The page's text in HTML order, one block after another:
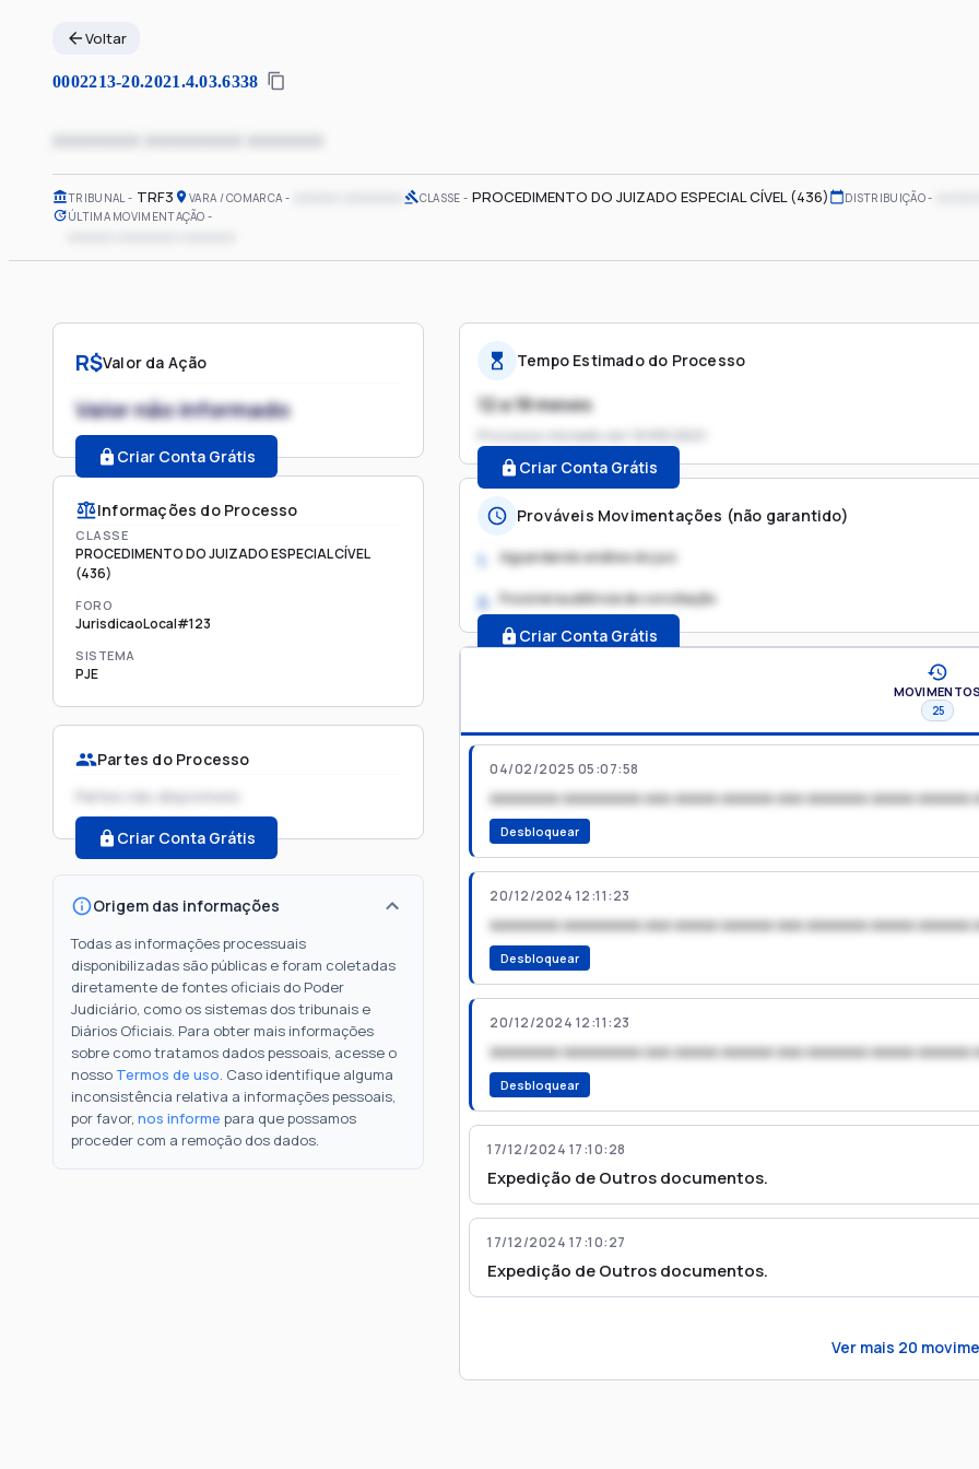
Voltar
0002213-20.2021.4.03.6338
xxxxxxxx xxxxxxxxx xxxxxxx
TRIBUNAL TRF3 VARA / COMARCA CLASSE PROCEDIMENTO DO JUIZADO ESPECIAL CÍVEL (436) DISTRIBUIÇÃO
ÚLTIMA MOVIMENTAÇÃO
R$Valor da Ação
Valor não informado
Criar Conta Grátis
Informações do Processo
CLASSE
PROCEDIMENTO DO JUIZADO ESPECIAL CÍVEL
(436)
FORO
JurisdicaoLocal#123
SISTEMA
PJE
Partes do Processo
Partes não disponíveis
Criar Conta Grátis
Origem das informações
Todas as informações processuais
disponibilizadas são públicas e foram coletadas
diretamente de fontes oficiais do Poder
Judiciário, como os sistemas dos tribunais e
Diários Oficiais. Para obter mais informações
sobre como tratamos dados pessoais, acesse o
nosso Termos de uso. Caso identifique alguma
inconsistência relativa a informações pessoais,
por favor, nos informe para que possamos
proceder com a remoção dos dados.
Tempo Estimado do Processo
12 a 18 meses
Processo iniciado em
Criar Conta Grátis
Prováveis Movimentações (não garantido)
1. Aguardando análise do juiz
2. Possível audiência de conciliação
Criar Conta Grátis
MOVIMENTOS
25
04/02/2025 05:07:58
xxxxxxxx xxxxxxxxx xxx xxxxx xxxxxx xxx xxxxxxx xxxxx xxxxxx
Desbloquear
20/12/2024 12:11:23
xxxxxxxx xxxxxxxxx xxx xxxxx xxxxxx xxx xxxxxxx xxxxx xxxxxx
Desbloquear
20/12/2024 12:11:23
xxxxxxxx xxxxxxxxx xxx xxxxx xxxxxx xxx xxxxxxx xxxxx xxxxxx
Desbloquear
17/12/2024 17:10:28
Expedição de Outros documentos.
17/12/2024 17:10:27
Expedição de Outros documentos.
Ver mais 20